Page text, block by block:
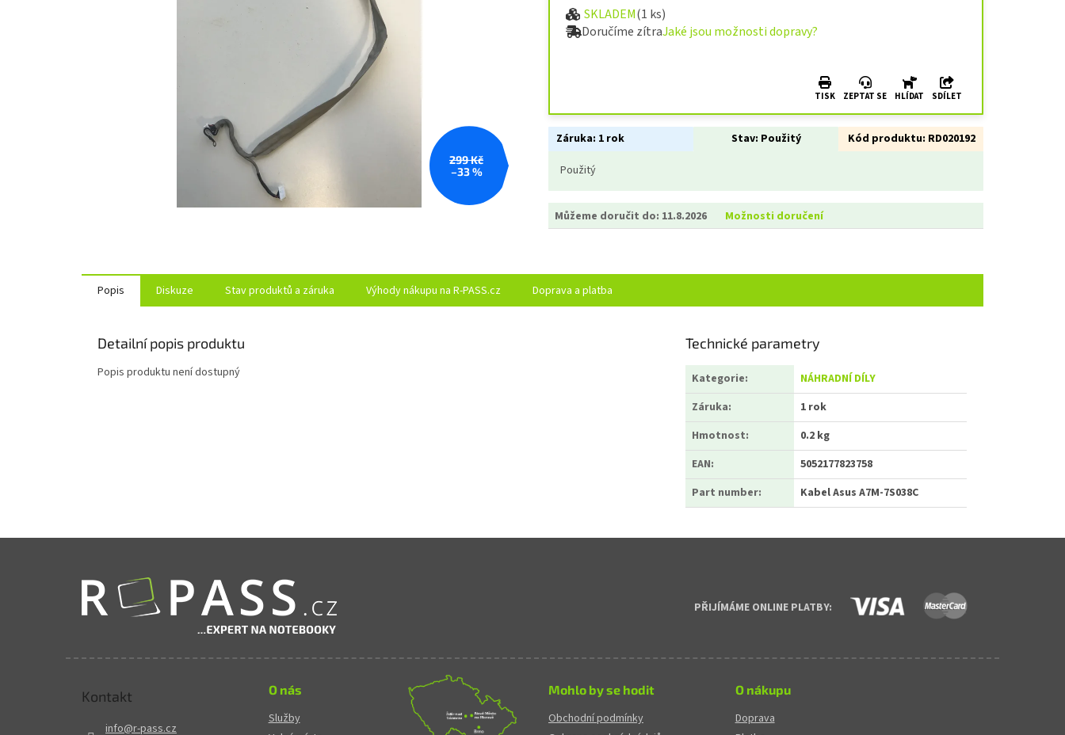
299 Kč
–33 %
Měrná cena:
SKLADEM(1 ks)
Doručíme zítraJaké jsou možnosti dopravy?
TISK ZEPTAT SE HLÍDAT SDÍLET
Záruka: 1 rok Stav: Použitý Kód produktu: RD020192
Použitý
Můžeme doručit do: 11.8.2026 Možnosti doručení
Popis Diskuze Stav produktů a záruka Výhody nákupu na R-PASS.cz Doprava a platba
Detailní popis produktu
Popis produktu není dostupný
Technické parametry
Kategorie:
NÁHRADNÍ DÍLY
Záruka:
1 rok
Hmotnost:
0.2 kg
EAN:
5052177823758
Part number: Kabel Asus A7M-7S038C
PŘIJÍMÁME ONLINE PLATBY:
Kontakt
info@r-pass.cz
O nás
Služby
Mohlo by se hodit
Obchodní podmínky
O nákupu
Doprava